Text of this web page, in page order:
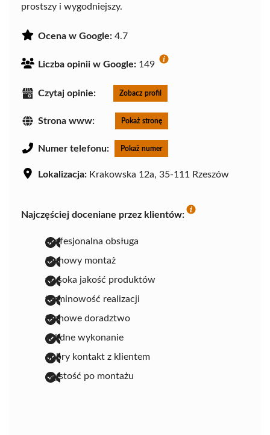
prostszy i wygodniejszy.
Ocena w Google: 4.7
Liczba opinii w Google: 149
Czytaj opinie: Zobacz profil
Strona www: Pokaż stronę
Numer telefonu: Pokaż numer
Lokalizacja: Krakowska 12a, 35-111 Rzeszów
Najczęściej doceniane przez klientów:
profesjonalna obsługa
fachowy montaż
wysoka jakość produktów
terminowość realizacji
fachowe doradztwo
solidne wykonanie
dobry kontakt z klientem
czystość po montażu